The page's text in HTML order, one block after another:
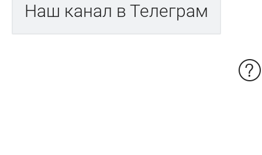
Наш канал в Телеграм